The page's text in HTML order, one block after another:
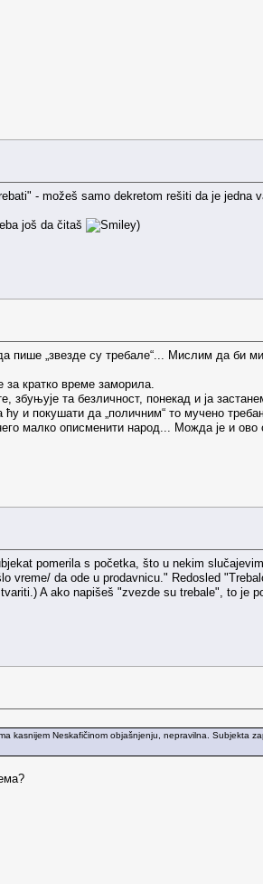
- možeš samo dekretom rešiti da je jedna
još da čitaš )
пише „звезде су требале“... Мислим да би
кратко време заморила.
збуњује та безличност, понекад и ја
и покушати да „поличним“ то мучено
малко описменити народ... Можда је и ово
pomerila s početka, što u nekim
vreme/ da ode u prodavnicu." Redosled
A ako napišeš "zvezde su trebale", to je
kasnijem Neskafičinom objašnjenju, nepravilna. Subjekta